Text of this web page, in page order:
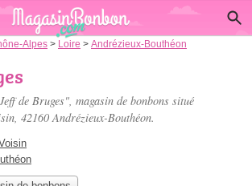
Alpes > Loire > Andrézieux-Bouthéon
de Bruges", magasin de bonbons situé
, 42160 Andrézieux-Bouthéon.